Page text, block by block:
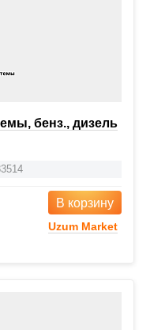
бенз., дизель
В корзину
Uzum Market